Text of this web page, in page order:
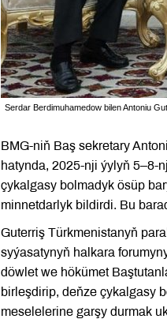
Serdar Berdimuhamedow bilen Antoniu
BMG-niň Baş sekretary
hatynda, 2025-nji ýylyň 5–8-
çykalgasy bolmadyk ösüp
minnetdarlyk bildirdi. Bu
Guterriş Türkmenistanyň
syýasatynyň halkara
döwlet we hökümet
birleşdirip, deňze çykalgasy
meselelerine garşy durmak